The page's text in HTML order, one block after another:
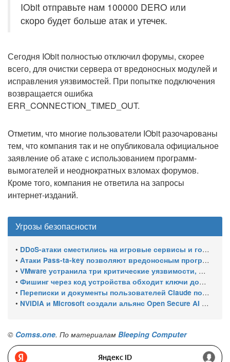
IObit отправьте нам 100000 DERO или
скоро будет больше атак и утечек.
Сегодня IObit полностью отключил форумы, скорее
всего, для очистки сервера от вредоносных модулей и
исправления уязвимостей. При попытке подключения
возвращается ошибка
ERR_CONNECTION_TIMED_OUT.
Отметим, что многие пользователи IObit разочарованы
тем, что компания так и не опубликовала официальное
заявление об атаке с использованием программ-
вымогателей и неоднократных взломах форумов.
Кроме того, компания не ответила на запросы
интернет-изданий.
Угрозы безопасности
• DDoS-атаки сместились на игровые сервисы и госсектор, а каждая третья длится дольше суток
• Атаки Pass-ta-key позволяют вредоносным программам похищать синхронизированные ключи доступа Google
• VMware устранила три критические уязвимости, позволяющие обходить аутентификацию и выходить из виртуальной машины
• Фишинг через код устройства обходит ключи доступа Microsoft
• Переписки и документы пользователей Claude попали в поиск Google из-за публичных ссылок
• NVIDIA и Microsoft создали альянс Open Secure AI Alliance для защиты от киберугроз, исходящих от ИИ – без OpenAI, Google и Anthropic
© Comss.one. По материалам Bleeping Computer